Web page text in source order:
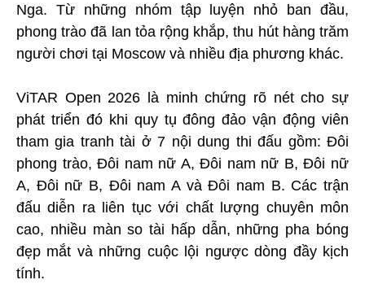
Nga. Từ những nhóm tập luyện nhỏ ban đầu,
phong trào đã lan tỏa rộng khắp, thu hút hàng trăm
người chơi tại Moscow và nhiều địa phương khác.
ViTAR Open 2026 là minh chứng rõ nét cho sự
phát triển đó khi quy tụ đông đảo vận động viên
tham gia tranh tài ở 7 nội dung thi đấu gồm: Đôi
phong trào, Đôi nam nữ A, Đôi nam nữ B, Đôi nữ
A, Đôi nữ B, Đôi nam A và Đôi nam B. Các trận
đấu diễn ra liên tục với chất lượng chuyên môn
cao, nhiều màn so tài hấp dẫn, những pha bóng
đẹp mắt và những cuộc lội ngược dòng đầy kịch
tính.